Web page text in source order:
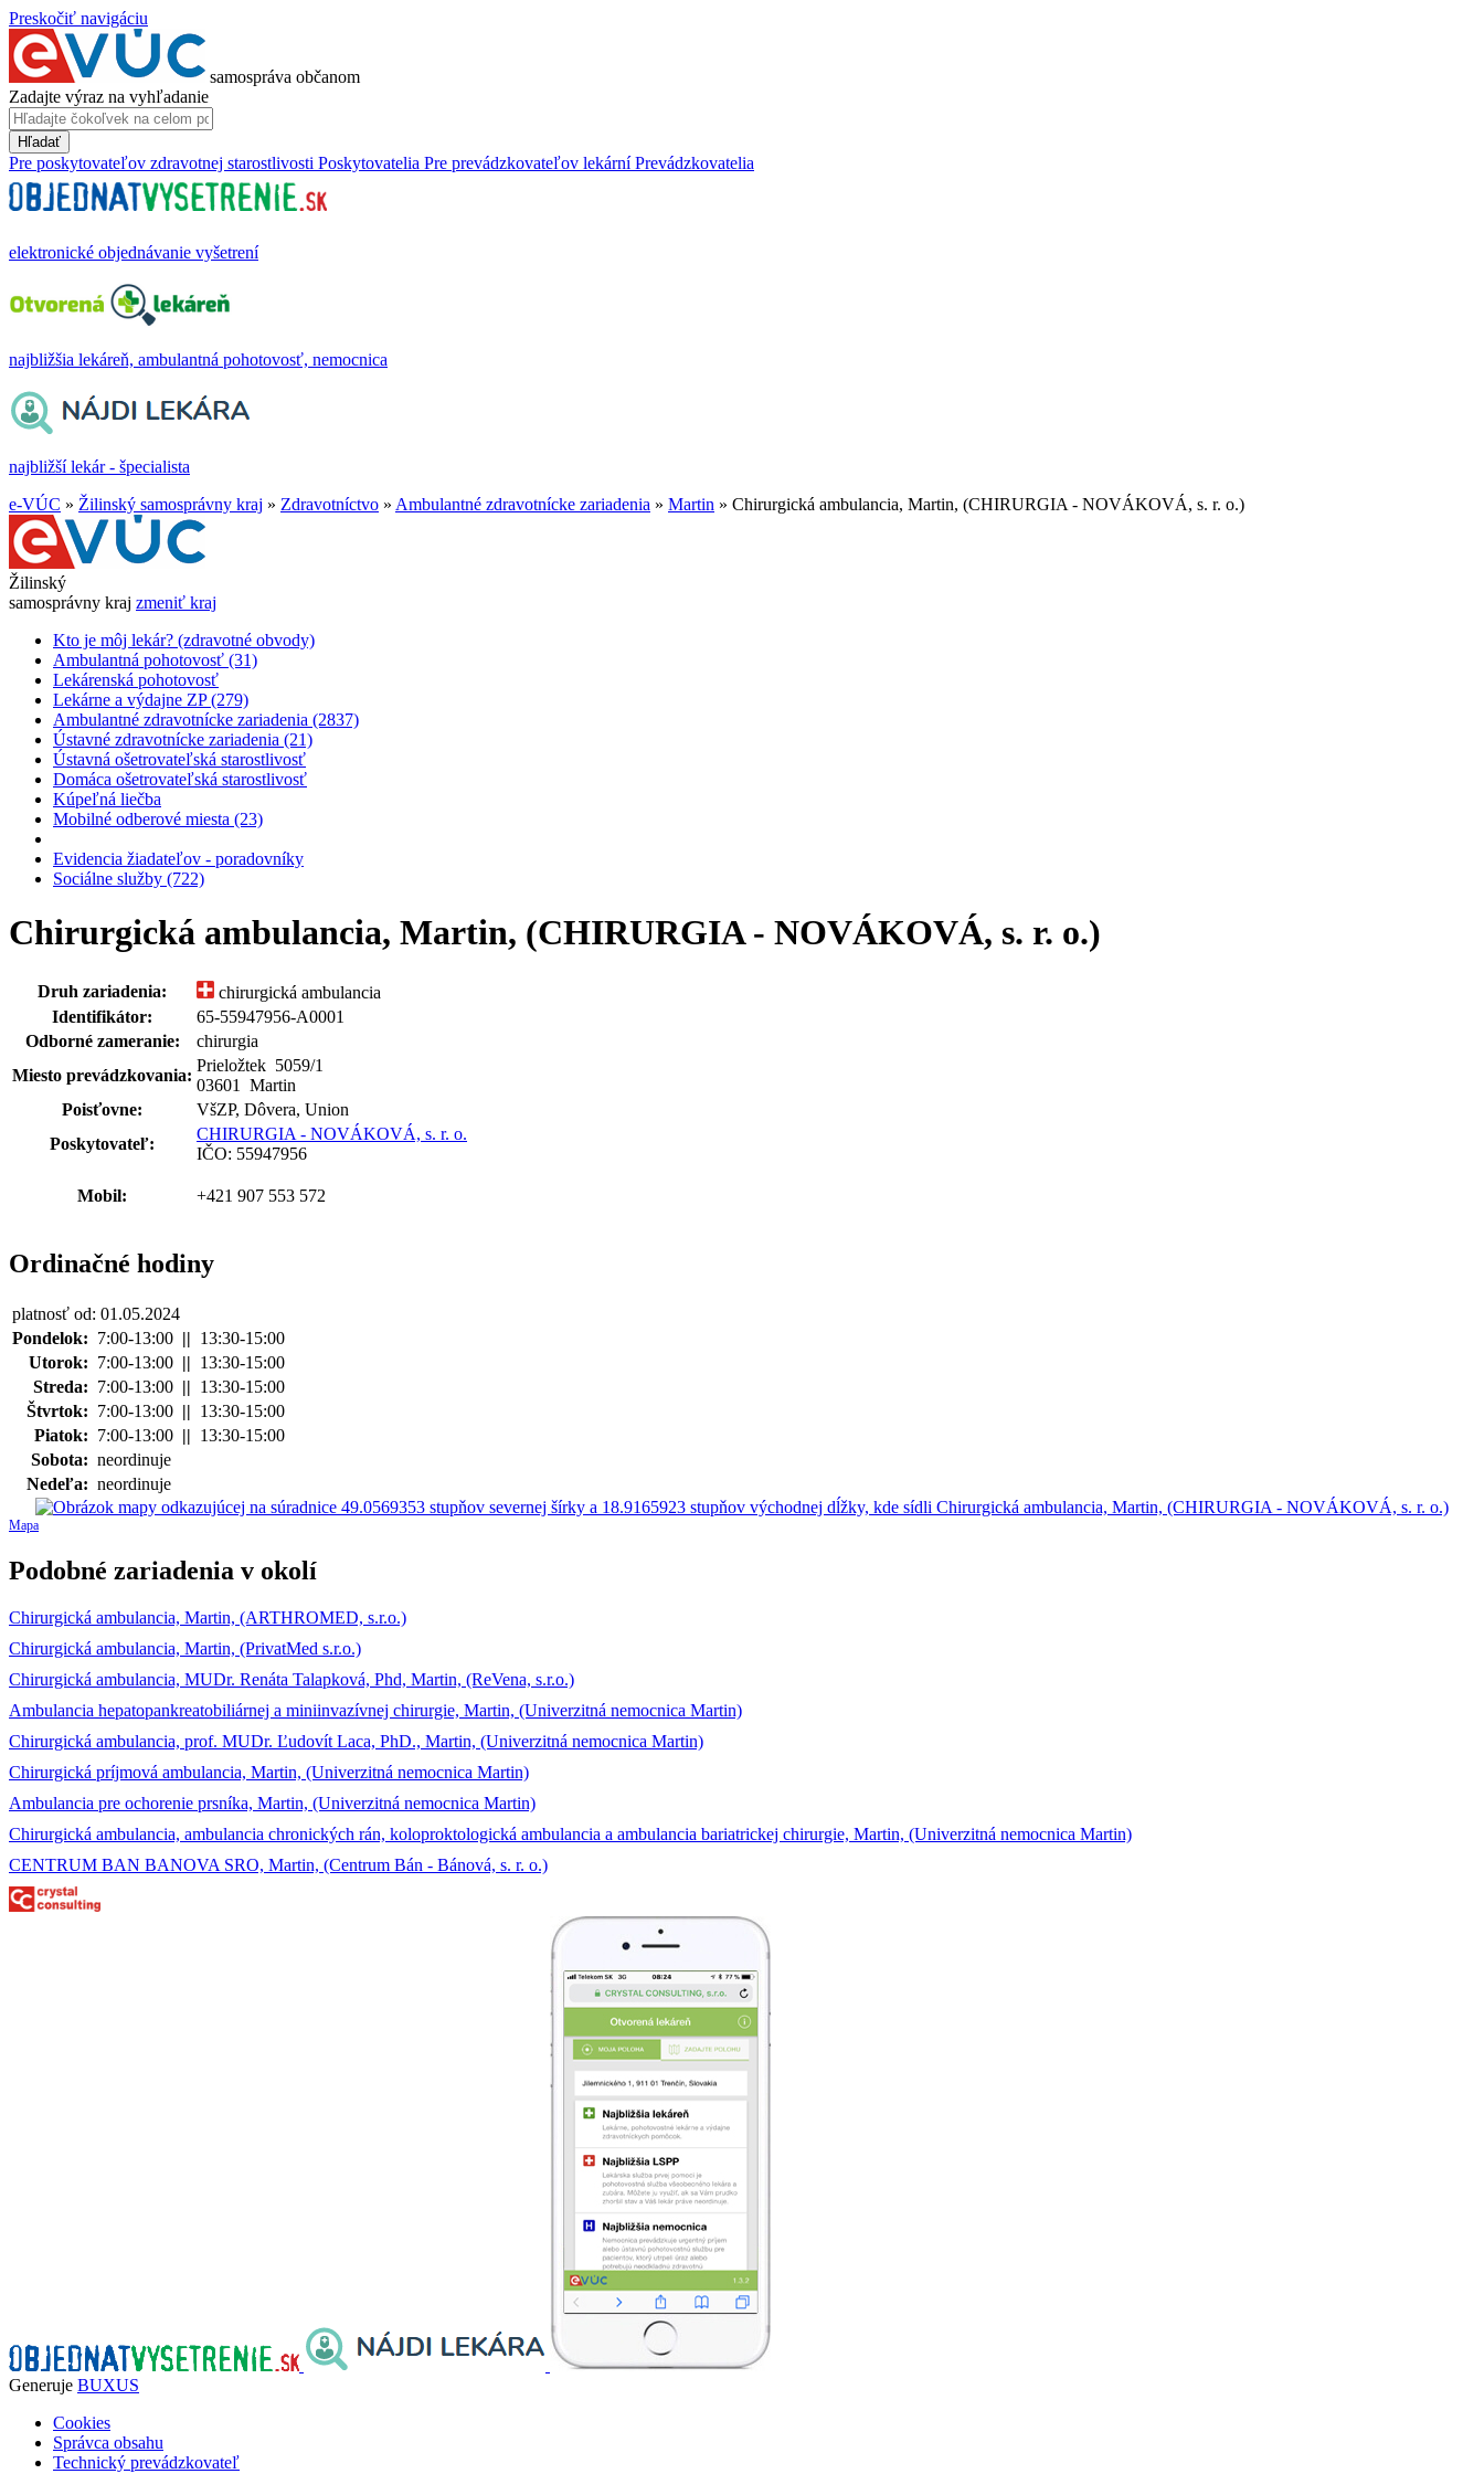
Preskočiť navigáciu
samospráva občanom
Zadajte výraz na vyhľadanie
Hľadať
Pre poskytovateľov zdravotnej starostlivosti Poskytovatelia Pre prevádzkovateľov lekární Prevádzkovatelia
elektronické objednávanie vyšetrení
najbližšia lekáreň, ambulantná pohotovosť, nemocnica
najbližší lekár - špecialista
e-VÚC » Žilinský samosprávny kraj » Zdravotníctvo » Ambulantné zdravotnícke zariadenia » Martin » Chirurgická ambulancia, Martin, (CHIRURGIA - NOVÁKOVÁ, s. r. o.)
Žilinský
samosprávny kraj zmeniť kraj
Kto je môj lekár? (zdravotné obvody)
Ambulantná pohotovosť (31)
Lekárenská pohotovosť
Lekárne a výdajne ZP (279)
Ambulantné zdravotnícke zariadenia (2837)
Ústavné zdravotnícke zariadenia (21)
Ústavná ošetrovateľská starostlivosť
Domáca ošetrovateľská starostlivosť
Kúpeľná liečba
Mobilné odberové miesta (23)
Evidencia žiadateľov - poradovníky
Sociálne služby (722)
Chirurgická ambulancia, Martin, (CHIRURGIA - NOVÁKOVÁ, s. r. o.)
Druh zariadenia:
chirurgická ambulancia
Identifikátor:
65-55947956-A0001
Odborné zameranie:
chirurgia
Miesto prevádzkovania:
Prieložtek 5059/1
03601 Martin
Poisťovne:
VšZP, Dôvera, Union
Poskytovateľ:
CHIRURGIA - NOVÁKOVÁ, s. r. o.
IČO: 55947956
Mobil: +421 907 553 572
Ordinačné hodiny
platnosť od: 01.05.2024
Pondelok: 7:00-13:00 || 13:30-15:00
Utorok: 7:00-13:00 || 13:30-15:00
Streda: 7:00-13:00 || 13:30-15:00
Štvrtok: 7:00-13:00 || 13:30-15:00
Piatok: 7:00-13:00 || 13:30-15:00
Sobota: neordinuje
Nedeľa: neordinuje
Mapa
Podobné zariadenia v okolí
Chirurgická ambulancia, Martin, (ARTHROMED, s.r.o.)
Chirurgická ambulancia, Martin, (PrivatMed s.r.o.)
Chirurgická ambulancia, MUDr. Renáta Talapková, Phd, Martin, (ReVena, s.r.o.)
Ambulancia hepatopankreatobiliárnej a miniinvazívnej chirurgie, Martin, (Univerzitná nemocnica Martin)
Chirurgická ambulancia, prof. MUDr. Ľudovít Laca, PhD., Martin, (Univerzitná nemocnica Martin)
Chirurgická príjmová ambulancia, Martin, (Univerzitná nemocnica Martin)
Ambulancia pre ochorenie prsníka, Martin, (Univerzitná nemocnica Martin)
Chirurgická ambulancia, ambulancia chronických rán, koloproktologická ambulancia a ambulancia bariatrickej chirurgie, Martin, (Univerzitná nemocnica Martin)
CENTRUM BAN BANOVA SRO, Martin, (Centrum Bán - Bánová, s. r. o.)
Generuje BUXUS
Cookies
Správca obsahu
Technický prevádzkovateľ